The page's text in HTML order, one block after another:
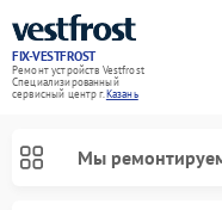
FIX-VESTFROST
Ремонт устройств Vestfrost
Специализированный
cервисный центр г.Казань
Мы